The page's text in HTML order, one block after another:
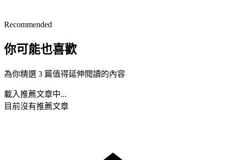
Recommended
你可能也喜歡
為你精選 3 篇值得延伸閱讀的內容
載入推薦文章中...
目前沒有推薦文章